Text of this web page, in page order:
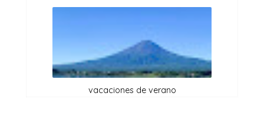
vacaciones de verano